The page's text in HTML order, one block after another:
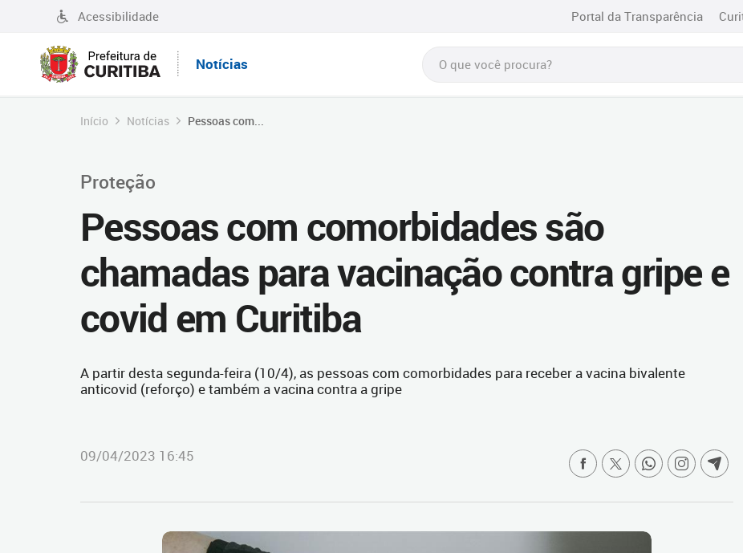
Acessibilidade Portal da Transparência
Notícias
Início Notícias Pessoas com...
Proteção
Pessoas com comorbidades são
chamadas para vacinação contra gripe e
covid em Curitiba
A partir desta segunda-feira (10/4), as pessoas com comorbidades para receber a vacina bivalente
anticovid (reforço) e também a vacina contra a gripe
09/04/2023 16:45